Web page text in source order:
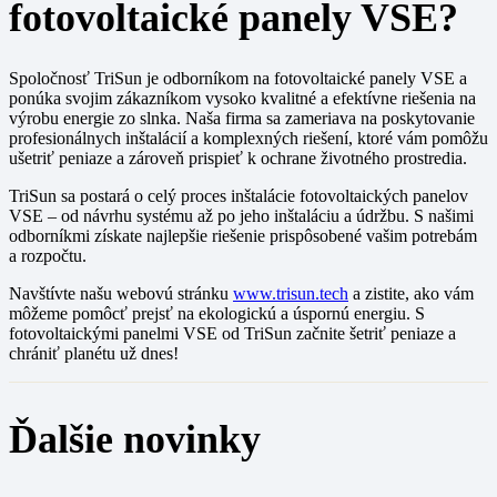
fotovoltaické panely VSE?
Spoločnosť TriSun je odborníkom na fotovoltaické panely VSE a
ponúka svojim zákazníkom vysoko kvalitné a efektívne riešenia na
výrobu energie zo slnka. Naša firma sa zameriava na poskytovanie
profesionálnych inštalácií a komplexných riešení, ktoré vám pomôžu
ušetriť peniaze a zároveň prispieť k ochrane životného prostredia.
TriSun sa postará o celý proces inštalácie fotovoltaických panelov
VSE – od návrhu systému až po jeho inštaláciu a údržbu. S našimi
odborníkmi získate najlepšie riešenie prispôsobené vašim potrebám
a rozpočtu.
Navštívte našu webovú stránku www.trisun.tech a zistite, ako vám
môžeme pomôcť prejsť na ekologickú a úspornú energiu. S
fotovoltaickými panelmi VSE od TriSun začnite šetriť peniaze a
chrániť planétu už dnes!
Ďalšie novinky